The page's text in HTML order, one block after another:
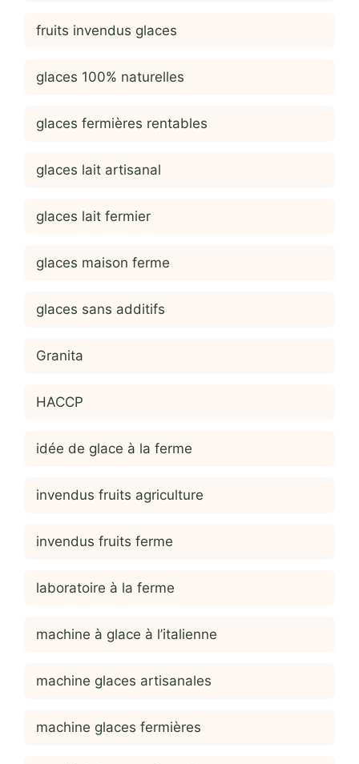
fruits invendus glaces
glaces 100% naturelles
glaces fermières rentables
glaces lait artisanal
glaces lait fermier
glaces maison ferme
glaces sans additifs
Granita
HACCP
idée de glace à la ferme
invendus fruits agriculture
invendus fruits ferme
laboratoire à la ferme
machine à glace à l’italienne
machine glaces artisanales
machine glaces fermières